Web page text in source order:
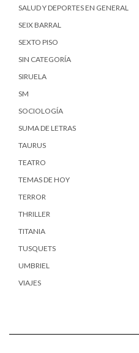
SALUD Y DEPORTES EN GENERAL
SEIX BARRAL
SEXTO PISO
SIN CATEGORÍA
SIRUELA
SM
SOCIOLOGÍA
SUMA DE LETRAS
TAURUS
TEATRO
TEMAS DE HOY
TERROR
THRILLER
TITANIA
TUSQUETS
UMBRIEL
VIAJES